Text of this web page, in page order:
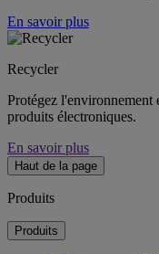
En savoir plus
Recycler
Protégez l'environnement
produits électroniques.
En savoir plus
Haut de la page
Produits
Produits